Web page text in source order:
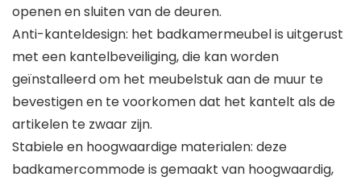
openen en sluiten van de deuren.
Anti-kanteldesign: het badkamermeubel is uitgerust
met een kantelbeveiliging, die kan worden
geïnstalleerd om het meubelstuk aan de muur te
bevestigen en te voorkomen dat het kantelt als de
artikelen te zwaar zijn.
Stabiele en hoogwaardige materialen: deze
badkamercommode is gemaakt van hoogwaardig,